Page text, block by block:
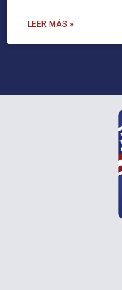
LEER MÁS »